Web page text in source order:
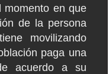
en que
de la persona
movilizando
paga una
acuerdo a su